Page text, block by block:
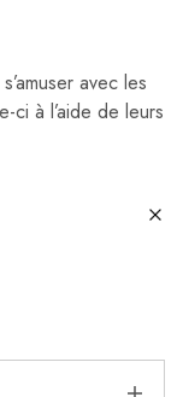
avec les
ci à l’aide de leurs